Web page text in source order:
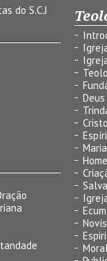
do S.C.J
Deus
Cristo
Maria